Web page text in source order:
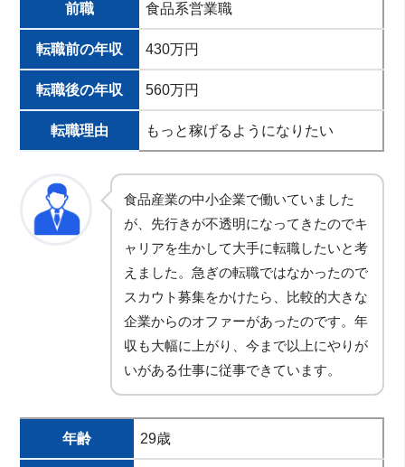
前職 食品系営業職
転職前の年収 430万円
転職後の年収 560万円
転職理由 もっと稼げるようになりたい
食品産業の中小企業で働いていました
が、先行きが不透明になってきたのでキ
ャリアを生かして大手に転職したいと考
えました。急ぎの転職ではなかったので
スカウト募集をかけたら、比較的大きな
企業からのオファーがあったのです。年
収も大幅に上がり、今まで以上にやりが
いがある仕事に従事できています。
年齢 29歳